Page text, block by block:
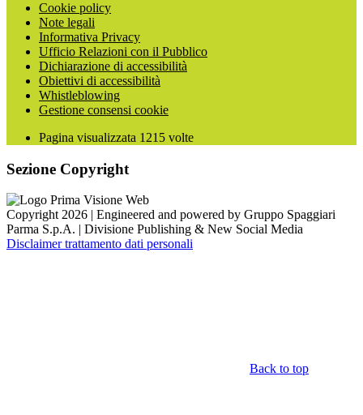
Cookie policy
Note legali
Informativa Privacy
Ufficio Relazioni con il Pubblico
Dichiarazione di accessibilità
Obiettivi di accessibilità
Whistleblowing
Gestione consensi cookie
Pagina visualizzata 1215 volte
Sezione Copyright
Copyright 2026 | Engineered and powered by Gruppo Spaggiari
Parma S.p.A. | Divisione Publishing & New Social Media
Disclaimer trattamento dati personali
Back to top